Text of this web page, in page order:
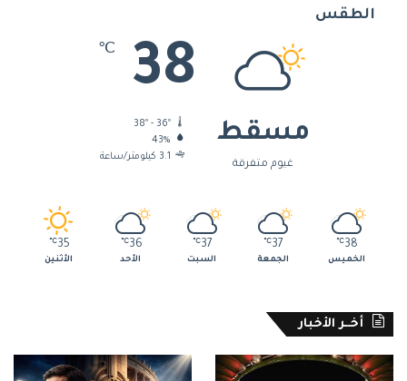
الطقس
مسقط
غيوم متفرقة
38
℃
38º - 36º
43%
3.1 كيلومتر/ساعة
38
℃
الخميس
37
℃
الجمعة
37
℃
السبت
36
℃
الأحد
35
℃
الأثنين
أخــر الأخبار